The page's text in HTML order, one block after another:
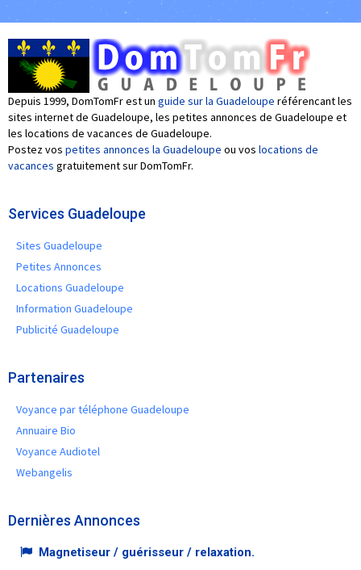
Depuis 1999, DomTomFr est un guide sur la Guadeloupe référencant les
sites internet de Guadeloupe, les petites annonces de Guadeloupe et
les locations de vacances de Guadeloupe.
Postez vos petites annonces la Guadeloupe ou vos locations de
vacances gratuitement sur DomTomFr.
Services Guadeloupe
Sites Guadeloupe
Petites Annonces
Locations Guadeloupe
Information Guadeloupe
Publicité Guadeloupe
Partenaires
Voyance par téléphone Guadeloupe
Annuaire Bio
Voyance Audiotel
Webangelis
Dernières Annonces
Magnetiseur / guérisseur / relaxation.